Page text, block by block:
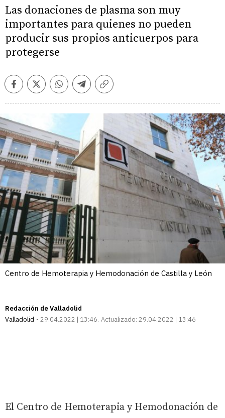
Las donaciones de plasma son muy
importantes para quienes no pueden
producir sus propios anticuerpos para
protegerse
FacebookTwitterWhatsappTelegramCopiar
Centro de Hemoterapia y Hemodonación de Castilla y León
Redacción de Valladolid
Valladolid
29.04.2022 | 13:46 Actualizado: 29.04.2022 | 13:46
El Centro de Hemoterapia y Hemodonación de